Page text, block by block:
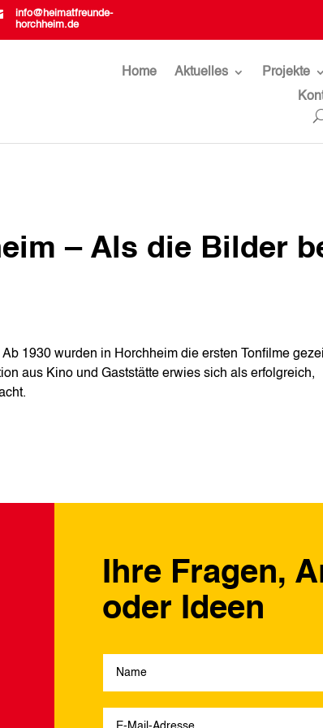
info@heimatfreunde-
horchheim.de
Home Aktuelles Projekte
– Als die Bilder
1930 wurden in Horchheim die ersten Tonfilme
aus Kino und Gaststätte erwies sich als erfolgreich,
Ihre Fragen,
oder Ideen